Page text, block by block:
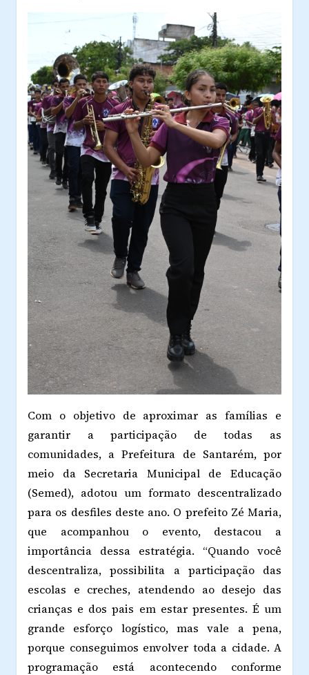
Com o objetivo de aproximar as famílias e
garantir a participação de todas as
comunidades, a Prefeitura de Santarém, por
meio da Secretaria Municipal de Educação
(Semed), adotou um formato descentralizado
para os desfiles deste ano. O prefeito Zé Maria,
que acompanhou o evento, destacou a
importância dessa estratégia. “Quando você
descentraliza, possibilita a participação das
escolas e creches, atendendo ao desejo das
crianças e dos pais em estar presentes. É um
grande esforço logístico, mas vale a pena,
porque conseguimos envolver toda a cidade. A
programação está acontecendo conforme